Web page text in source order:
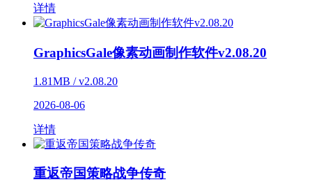
详情
GraphicsGale像素动画制作软件v2.08.20
1.81MB / v2.08.20
2026-08-06
详情
重返帝国策略战争传奇